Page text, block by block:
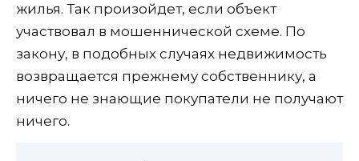
жилья. Так произойдет, если объект
участвовал в мошеннической схеме. По
закону, в подобных случаях недвижимость
возвращается прежнему собственнику, а
ничего не знающие покупатели не получают
ничего.